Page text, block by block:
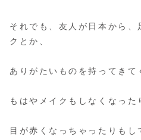
それでも、友人が日本から、
クとか、
ありがたいものを持ってきて
もはやメイクもしなくなった
目が赤くなっちゃったりも